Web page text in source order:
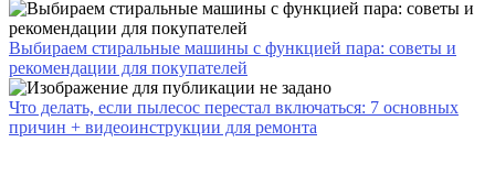
Выбираем стиральные машины с функцией пара: советы и
рекомендации для покупателей
Что делать, если пылесос перестал включаться: 7 основных
причин + видеоинструкции для ремонта